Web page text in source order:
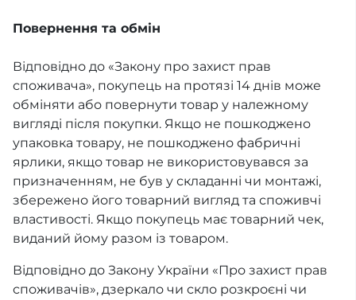
Повернення та обмін
Відповідно до «Закону про захист прав
споживача», покупець на протязі 14 днів може
обміняти або повернути товар у належному
вигляді після покупки. Якщо не пошкоджено
упаковка товару, не пошкоджено фабричні
ярлики, якщо товар не використовувався за
призначенням, не був у складанні чи монтажі,
збережено його товарний вигляд та споживчі
властивості. Якщо покупець має товарний чек,
виданий йому разом із товаром.
Відповідно до Закону України «Про захист прав
споживачів», дзеркало чи скло розкроєні чи